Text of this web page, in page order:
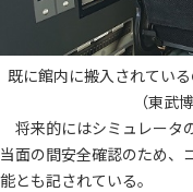
既に館内に搬入されてい
（東武
将来的にはシミュレータ
当面の間安全確認のため、
能とも記されている。